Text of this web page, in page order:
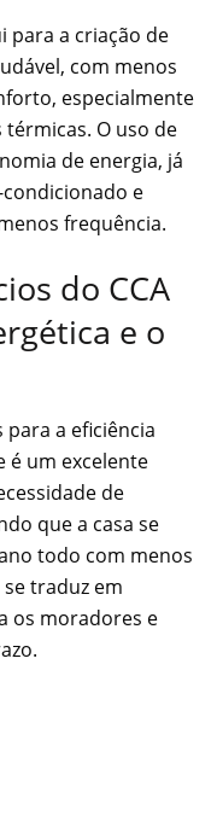
para a criação de
com menos
especialmente
O uso de
de energia, já
e
frequência.
do CCA
e o
para a eficiência
é um excelente
de
que a casa se
todo com menos
traduz em
os moradores e